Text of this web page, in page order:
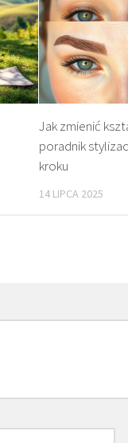
Jak zmienić
poradnik
kroku
14 LIPCA 2025